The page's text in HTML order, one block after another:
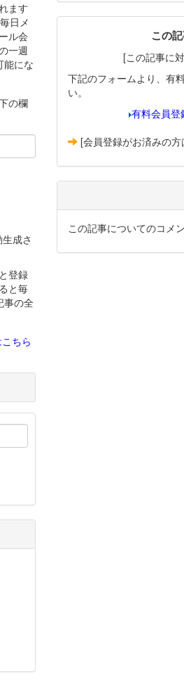
この
[この記事に
下記のフォームより、有
い。
有料会員登
[会員登録がお済みの方
この記事についてのコメ
ます
日メ
ル会
一週
能にな
の欄
成さ
登録
と毎
事の全
ちら